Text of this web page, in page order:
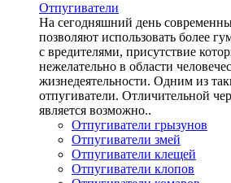
Отпугиватели
На сегодняшний день
позволяют использовать более
с вредителями, присутствие
нежелательно в области
жизнедеятельности. Одним из
отпугиватели. Отличительной
является возможно..
Отпугиватели грызунов
Отпугиватели змей
Отпугиватели клещей
Отпугиватели клопов